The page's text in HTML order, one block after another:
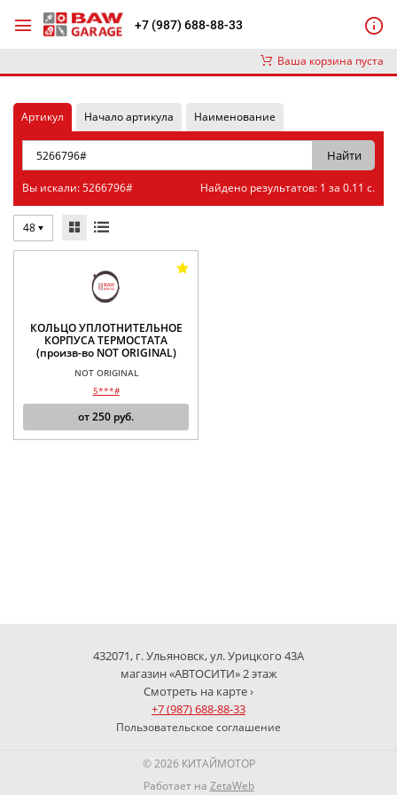
+7 (987) 688-88-33
Ваша корзина пуста
Артикул Начало артикула Наименование
Вы искали: 5266796# Найдено результатов: 1 за 0.11 с.
48
КОЛЬЦО УПЛОТНИТЕЛЬНОЕ
КОРПУСА ТЕРМОСТАТА
(произв-во NOT ORIGINAL)
NOT ORIGINAL
5***#
от250 руб.
432071, г. Ульяновск, ул. Урицкого 43А
магазин «АВТОСИТИ» 2 этаж
Смотреть на карте ›
+7 (987) 688-88-33
Пользовательское соглашение
© 2026 КИТАЙМОТОР
Работает на ZetaWeb